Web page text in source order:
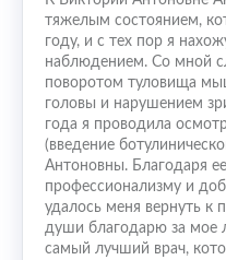
тяжелым состоянием,
году, и с тех пор я
наблюдением. Со мной
поворотом туловища
головы и нарушением
года я проводила
(введение
Антоновны. Благодаря
профессионализму и
удалось меня вернуть к
души благодарю за мое
самый лучший врач,